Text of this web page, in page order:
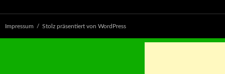
Impressum Stolz präsentiert von WordPress